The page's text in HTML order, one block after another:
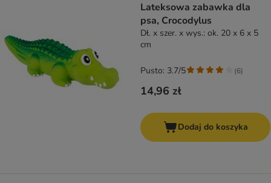
Lateksowa zabawka dla
psa, Crocodylus
Dł. x szer. x wys.: ok. 20 x 6 x 5
cm
14,96 zł
Pusto: 3.7/5 (6)
Dodaj do koszyka